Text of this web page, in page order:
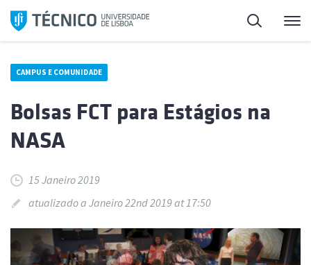
Saltar
para
Pesquisa
CAMPUS E COMUNIDADE
Bolsas FCT para Estágios na
NASA
15 Janeiro 2019
atualizado a Janeiro 22nd 2019 at 17:50